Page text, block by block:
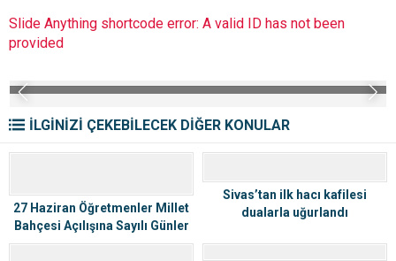
Slide Anything shortcode error: A valid ID has not been
provided
İLGİNİZİ ÇEKEBİLECEK DİĞER KONULAR
27 Haziran Öğretmenler Millet
Bahçesi Açılışına Sayılı Günler
Kaldı
Sivas’tan ilk hacı kafilesi
dualarla uğurlandı